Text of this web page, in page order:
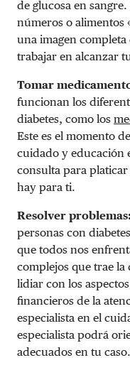
de glucosa en
números o alimentos
una imagen
trabajar en alcanzar
Tomar
funcionan los
diabetes, como los
Este es el momento
cuidado y educación
consulta para
hay para ti.
Resolver problemas:
personas con
que todos nos
complejos que trae la
lidiar con los
financieros de la
especialista en el
especialista podrá
adecuados en tu caso.